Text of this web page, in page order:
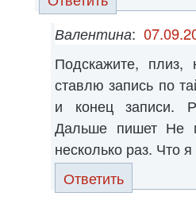
Валентина:
Подскажите,
ставлю запись по
и конец записи.
Дальше пишет Не
несколько раз. Что
Ответить